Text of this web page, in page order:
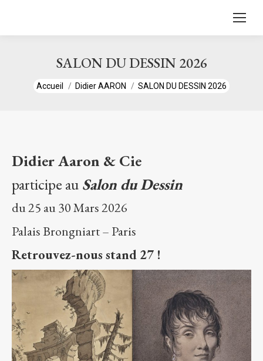
SALON DU DESSIN 2026
Vous êtes ici :
Accueil Didier AARON SALON DU DESSIN 2026
Didier Aaron & Cie
participe au Salon du Dessin
du 25 au 30 Mars 2026
Palais Brongniart – Paris
Retrouvez-nous stand 27 !